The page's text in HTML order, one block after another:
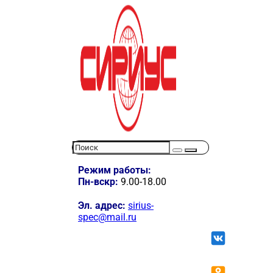
Режим работы:
Пн-вскр: 9.00-18.00
Эл. адрес: sirius-
spec@mail.ru